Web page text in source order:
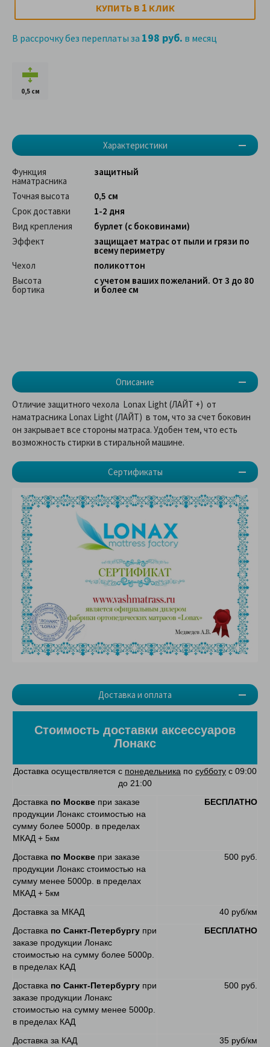
КУПИТЬ В 1 КЛИК
В рассрочку без переплаты за 198 руб. в месяц
0,5 см
Характеристики
Описание
Сертификаты
Доставка и оплата
Функция
наматрасника
защитный
Точная высота
0,5 см
Срок доставки
1-2 дня
Вид крепления
бурлет (с боковинами)
Эффект
защищает матрас от пыли и грязи по
всему периметру
Чехол
поликоттон
Высота
бортика
с учетом ваших пожеланий. От 3 до 80
и более см
Отличие защитного чехола Lonax Light (ЛАЙТ +) от
наматрасника Lonax Light (ЛАЙТ) в том, что за счет боковин
он закрывает все стороны матраса. Удобен тем, что есть
возможность стирки в стиральной машине.
Стоимость доставки аксессуаров
Лонакс
Доставка осуществляется с понедельника по субботу с 09:00
до 21:00
Доставка по Москве при заказе
продукции Лонакс стоимостью на
сумму более 5000р. в пределах
МКАД + 5км
БЕСПЛАТНО
Доставка по Москве при заказе
продукции Лонакс стоимостью на
сумму менее 5000р. в пределах
МКАД + 5км
500 руб.
Доставка за МКАД
40 руб/км
Доставка по Санкт-Петербургу при
заказе продукции Лонакс
стоимостью на сумму более 5000р.
в пределах КАД
БЕСПЛАТНО
Доставка по Санкт-Петербургу при
заказе продукции Лонакс
стоимостью на сумму менее 5000р.
в пределах КАД
500 руб.
Доставка за КАД 35 руб/км